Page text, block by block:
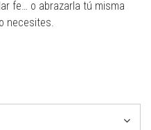
fe… o abrazarla tú misma
necesites.